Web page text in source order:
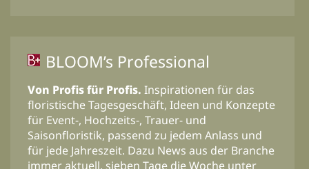
BLOOM’s Professional
Von Profis für Profis. Inspirationen für das
floristische Tagesgeschäft, Ideen und Konzepte
für Event-, Hochzeits-, Trauer- und
Saisonfloristik, passend zu jedem Anlass und
für jede Jahreszeit. Dazu News aus der Branche
immer aktuell, sieben Tage die Woche unter